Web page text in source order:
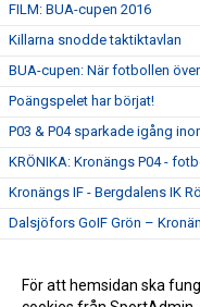
FILM: BUA-cupen 2016
Killarna snodde taktiktavlan
BUA-cupen: När fotbollen
Poängspelet har börjat!
P03 & P04 sparkade igång
KRÖNIKA: Kronängs P04 -
Kronängs IF - Bergdalens IK
Dalsjöfors GoIF Grön –
Kinna IF Blå – Kronängs IF
För att hemsidan ska